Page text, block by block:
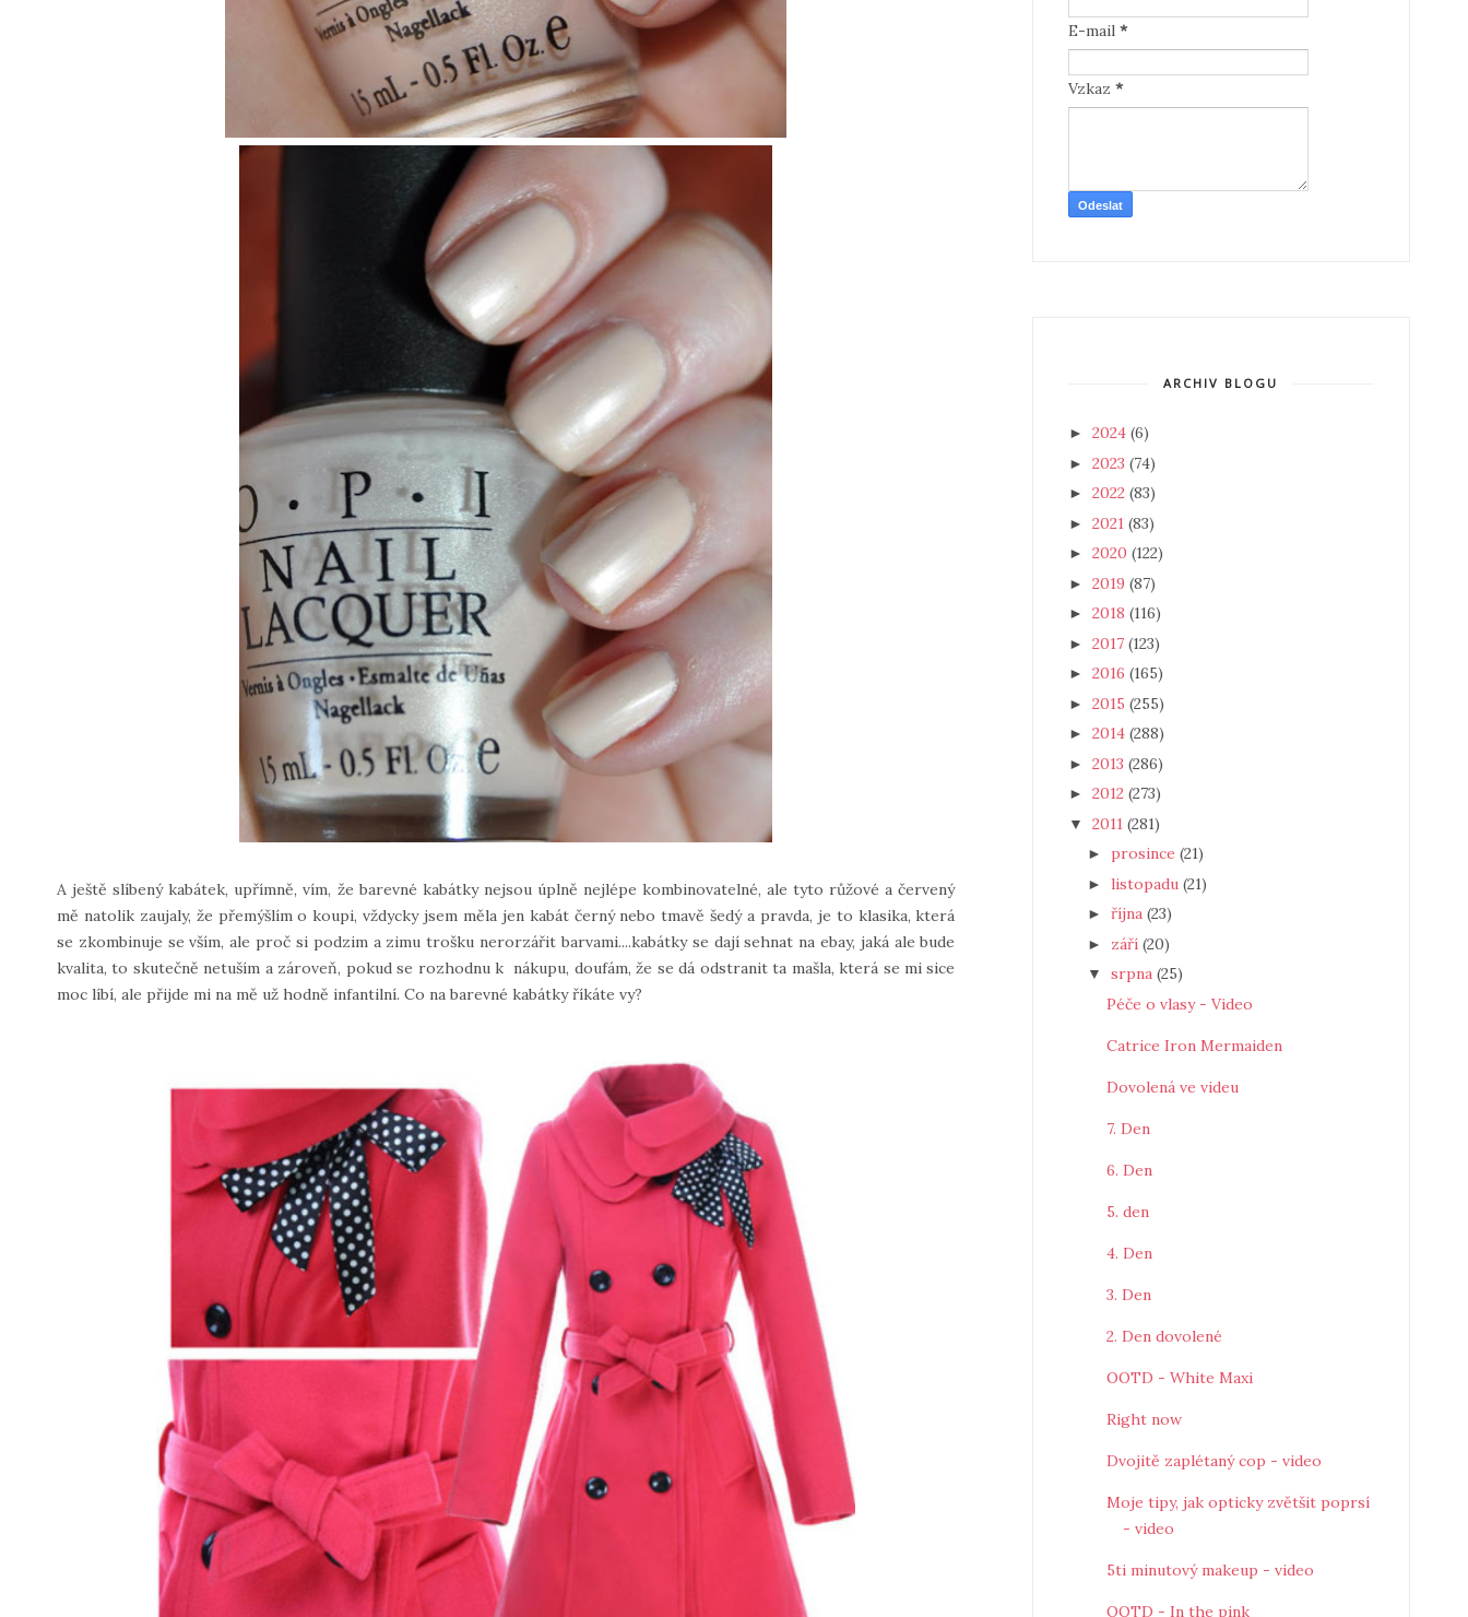
A ještě slíbený kabátek, upřímně, vím, že barevné kabátky nejsou úplně nejlépe kombinovatelné, ale tyto růžové a červený
mě natolik zaujaly, že přemýšlím o koupi, vždycky jsem měla jen kabát černý nebo tmavě šedý a pravda, je to klasika, která
se zkombinuje se vším, ale proč si podzim a zimu trošku nerorzářit barvami....kabátky se dají sehnat na ebay, jaká ale bude
kvalita, to skutečně netuším a zároveň, pokud se rozhodnu k nákupu, doufám, že se dá odstranit ta mašla, která se mi sice
moc líbí, ale přijde mi na mě už hodně infantilní. Co na barevné kabátky říkáte vy?
E-mail *
Vzkaz *
ARCHIV BLOGU
► 2024 (6)
► 2023 (74)
► 2022 (83)
► 2021 (83)
► 2020 (122)
► 2019 (87)
► 2018 (116)
► 2017 (123)
► 2016 (165)
► 2015 (255)
► 2014 (288)
► 2013 (286)
► 2012 (273)
▼ 2011 (281)
► prosince (21)
► listopadu (21)
► října (23)
► září (20)
▼ srpna (25)
Péče o vlasy - Video
Catrice Iron Mermaiden
Dovolená ve videu
7. Den
6. Den
5. den
4. Den
3. Den
2. Den dovolené
OOTD - White Maxi
Right now
Dvojitě zaplétaný cop - video
Moje tipy, jak opticky zvětšit poprsí
- video
5ti minutový makeup - video
OOTD - In the pink